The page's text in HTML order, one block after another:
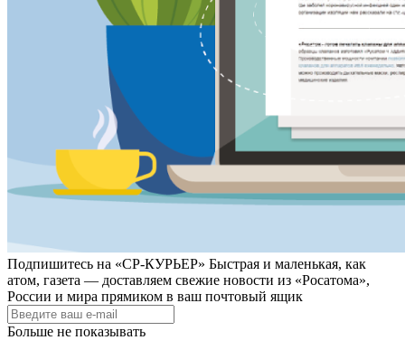
Подпишитесь на «СР-КУРЬЕР» Быстрая и маленькая, как
атом, газета — доставляем свежие новости из «Росатома»,
России и мира прямиком в ваш почтовый ящик
Больше не показывать